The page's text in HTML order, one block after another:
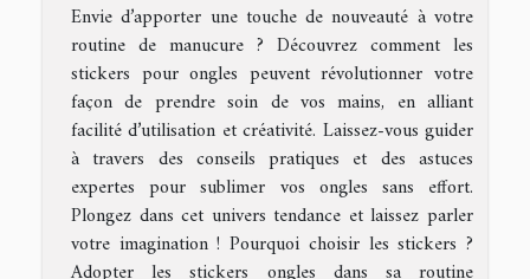
Envie d’apporter une touche de nouveauté à votre
routine de manucure ? Découvrez comment les
stickers pour ongles peuvent révolutionner votre
façon de prendre soin de vos mains, en alliant
facilité d’utilisation et créativité. Laissez-vous guider
à travers des conseils pratiques et des astuces
expertes pour sublimer vos ongles sans effort.
Plongez dans cet univers tendance et laissez parler
votre imagination ! Pourquoi choisir les stickers ?